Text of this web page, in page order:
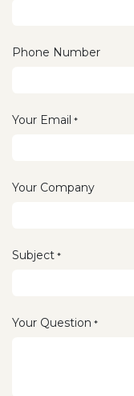
Phone Number
Your Email *
Your Company
Subject *
Your Question *